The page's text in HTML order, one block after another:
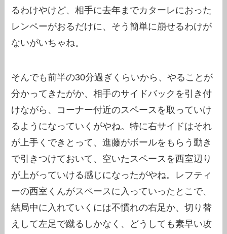
るわけやけど、相手に去年までカターレにおった
レンペーがおるだけに、そう簡単に崩せるわけが
ないがいちゃね。
そんでも前半の30分過ぎくらいから、やることが
分かってきたがか、相手のサイドバックを引き付
けながら、コーナー付近のスペースを取っていけ
るようになっていくがやね。特に右サイドはそれ
が上手くできとって、進藤がボールをもらう動き
で引きつけておいて、空いたスペースを西室辺り
が上がっていける感じになったがやね。レフティ
ーの西室くんがスペースに入っていったとこで、
結局中に入れていくには不慣れの右足か、切り替
えして左足で蹴るしかなく、どうしても素早い攻